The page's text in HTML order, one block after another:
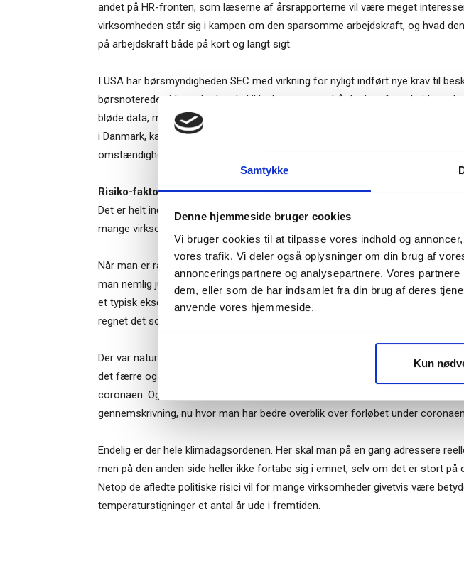
Samtykke
Denne hjemmeside bruger cookies
Vi bruger cookies til at tilpasse vores indhold og
vores trafik. Vi deler også oplysninger om din brug af
annonceringspartnere og analysepartnere. Vores
dem, eller som de har indsamlet fra din brug af deres
anvende vores hjemmeside.
Kun
andet på HR-fronten, som læserne af årsrapporterne vil være meget
virksomheden står sig i kampen om den sparsomme arbejdskraft, og hvad
på arbejdskraft både på kort og langt sigt.
I USA har børsmyndigheden SEC med virkning for nyligt indført nye krav til
børsnoterede virksomheder skal ikke bare opgøre hårde data for
bløde data, man bruger internt – f.eks. målinger af medarbejdertilfredshed.
i Danmark, kan man måske lade sig inspirere af dem. Og amerikanske
omstændigheder vænne sig til, at disse oplysninger hører med.
Risiko-faktorer.Det er ikke nyt, at virksomheder skal beskrive de ulykker, der
Det er helt indarbejdet praksis. Men i år vil det alligevel være en lidt større
mange virksomheder.
Når man er ramt af en ulykke, man i de foregående år kun har beskrevet som
man nemlig justere teksten ud fra de nye erfaringer. Og i år har mange
et typisk eksempel på noget, man tidligere har nævnt i årsrapport og
regnet det som et realistisk scenarie.
Der var naturligvis også nogle, som oplevede problemer med forsyningskæden
det færre og som en mere direkte – og fejlagtigt, skulle det vise sig –
coronaen. Og apropos, så vil afsnittet om risikoen fra epidemier sandsynligvis
gennemskrivning, nu hvor man har bedre overblik over forløbet under
Endelig er der hele klimadagsordenen. Her skal man på en gang adressere
men på den anden side heller ikke fortabe sig i emnet, selv om det er stort på
Netop de afledte politiske risici vil for mange virksomheder givetvis være
temperaturstigninger et antal år ude i fremtiden.
– og modtag Ole Borchs
“Succes i en dansk
Når du trykker "modtag bogen" bliver du tilmeldt